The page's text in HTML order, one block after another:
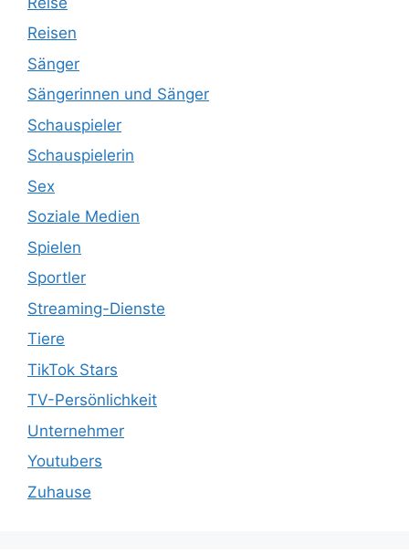
Reisen
Sänger
Sängerinnen und Sänger
Schauspieler
Schauspielerin
Sex
Soziale Medien
Spielen
Sportler
Streaming-Dienste
Tiere
TikTok Stars
TV-Persönlichkeit
Unternehmer
Youtubers
Zuhause